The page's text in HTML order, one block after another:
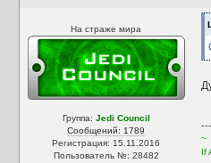
На страже мира
Группа: Jedi Council
Сообщений: 1789
Регистрация: 15.11.2016
Пользователь №: 28482
~
If